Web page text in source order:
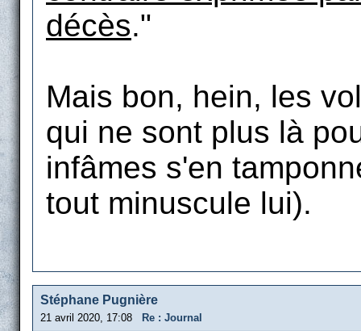
décès."
Mais bon, hein, les
qui ne sont plus là
infâmes s'en
tout minuscule lui).
Stéphane Pugnière
21 avril 2020, 17:08 Re : Journal